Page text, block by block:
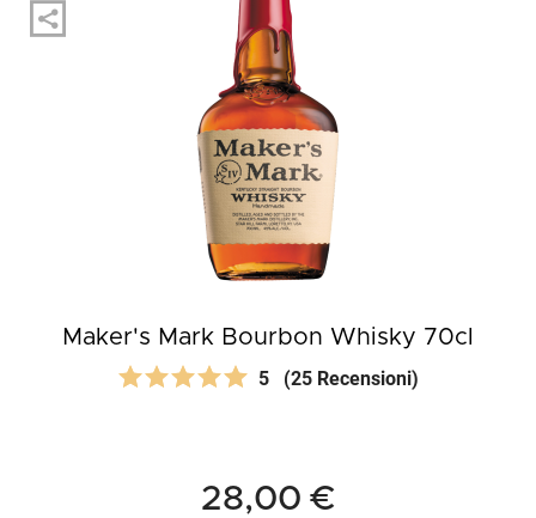
Maker's Mark Bourbon Whisky 70cl
5 (25 Recensioni)
28,00 €